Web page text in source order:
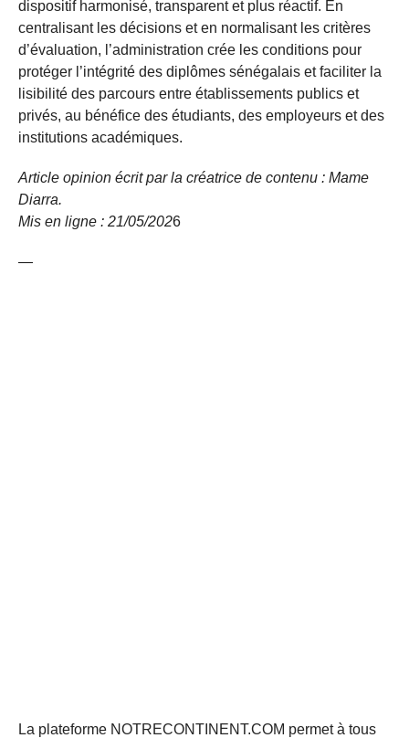
dispositif harmonisé, transparent et plus réactif. En
centralisant les décisions et en normalisant les critères
d’évaluation, l’administration crée les conditions pour
protéger l’intégrité des diplômes sénégalais et faciliter la
lisibilité des parcours entre établissements publics et
privés, au bénéfice des étudiants, des employeurs et des
institutions académiques.
Article opinion écrit par la créatrice de contenu : Mame
Diarra.
Mis en ligne : 21/05/2026
—
La plateforme NOTRECONTINENT.COM permet à tous